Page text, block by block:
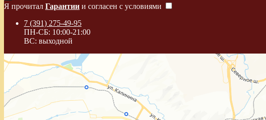
Я прочитал Гарантии и согласен с условиями
7 (391) 275-49-95
ПН-СБ: 10:00-21:00
ВС: выходной